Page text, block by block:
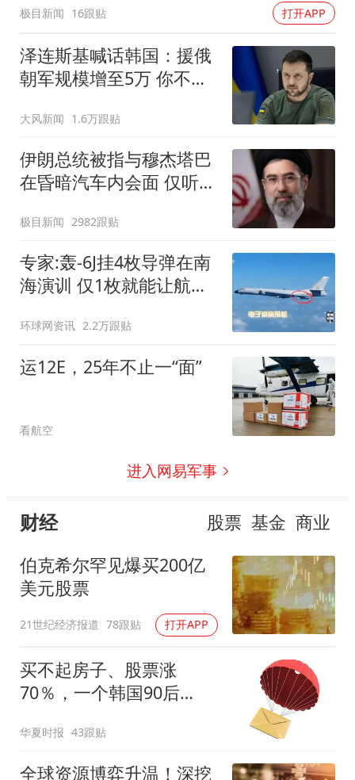
极目新闻 16跟贴 打开APP
泽连斯基喊话韩国：援俄
朝军规模增至5万 你不担
大风新闻 1.6万跟贴
伊朗总统被指与穆杰塔巴
在昏暗汽车内会面 仅听到
极目新闻 2982跟贴
专家:轰-6J挂4枚导弹在南
海演训 仅1枚就能让航母
环球网资讯 2.2万跟贴
运12E，25年不止一“面”
看航空
进入网易军事
财经 股票 基金 商业
伯克希尔罕见爆买200亿
美元股票
21世纪经济报道 78跟贴 打开APP
买不起房子、股票涨
70％，一个韩国90后
华夏时报 43跟贴
全球资源博弈升温！深挖